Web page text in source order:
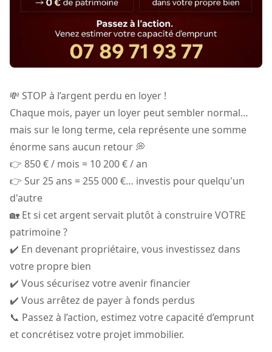
💸 STOP à l’argent perdu en loyer !
Chaque mois, payer un loyer peut sembler normal…
mais sur le long terme, cela représente une somme
énorme sans aucun retour 💭
👉 850 € / mois = 10 200 € / an
👉 Sur 25 ans = 255 000 €… investis pour quelqu'un
d'autre
🏡 Et si cet argent servait plutôt à construire VOTRE
patrimoine ?
✔️ En devenant propriétaire, vous investissez dans
votre propre bien
✔️ Vous sécurisez votre avenir financier
✔️ Vous arrêtez de payer à fonds perdus
📞 Passez à l’action, estimez votre capacité d’emprunt
et concrétisez votre projet immobilier.